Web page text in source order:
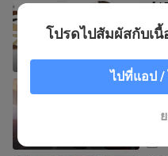
【
ชั่น
⚡เ
โปรดไปสัมผัสกับเ
ไปที่แอป /